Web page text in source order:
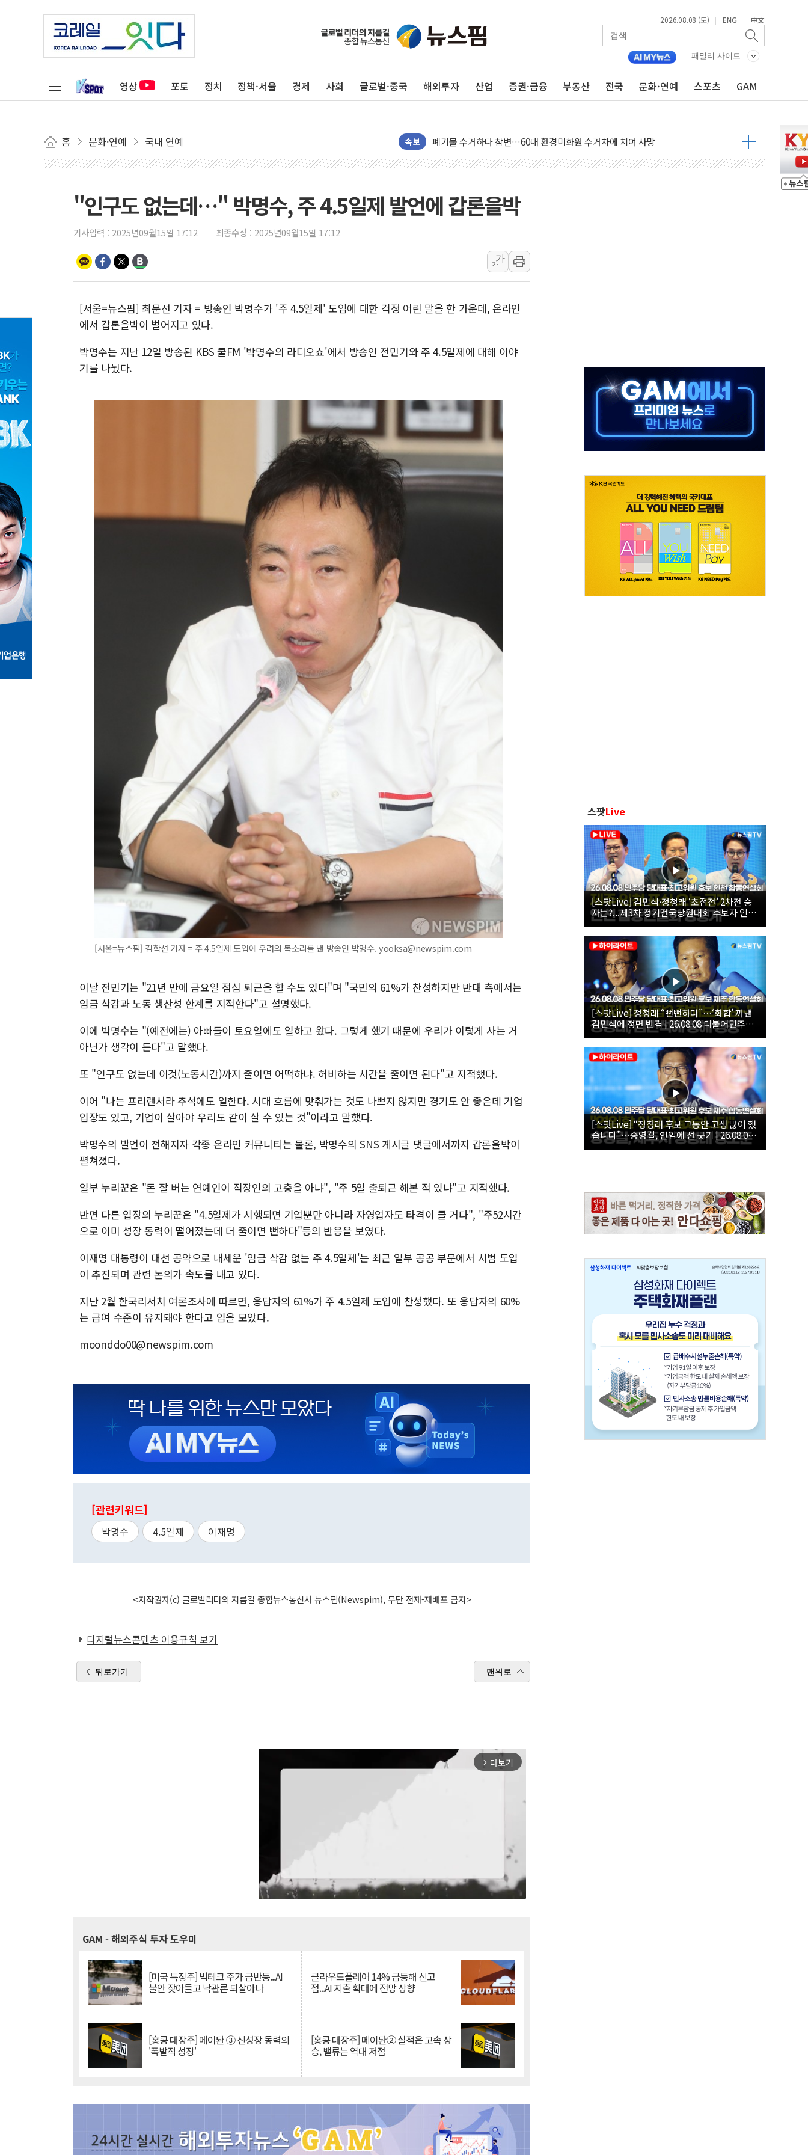
2026.08.08 (토) | ENG | 中文
패밀리 사이트
영상 포토 정치 정책·서울 경제 사회 글로벌·중국 해외투자 산업 증권·금융 부동산 전국 문화·연예 스포츠 GAM
홈 문화·연예 국내 연예 속보
[속보] 민주, 인천 경선 결과 발표...김민석 45.09% 정청래 43.27% 송영길 11.63%
[속보] 민주, 제주 경선 결과 발표...김민석 52.64% 정청래 39.89% 송영길 7.47%
이번주 국내 주요 금융일정(8.10~8.14)
美, 이란전 출구전략 만지작…공습 한계·탄약 부족 현실화
李대통령 "결혼 때문에 손해 보는 일 없게"…'결혼 페널티' 22개 과제 손본다
추미애, '위안부' 피해자 기림의 날 참석..."국제적 시민 연대로 목소리 내야"
'화합' 꺼낸 김민석에 '뻔뻔' 받아친 정청래…제주 연설서 신경전 고조
李대통령, ISA 개편 재검토 지시…與 "적극 환영"·野 "졸속 국정"
연일 폭염에 온열질환 사망 23명…정부, 비상대응기구 가동
인제 용대리 계곡서 수위 상승으로 피서객 7명 고립…전원 구조
동해시, 11~14일 '별똥별 멍' 운영…페르세우스 유성우 관측
강원 중·남부 동해안 시간당 50mm 이상 폭우…호우경보 발효
"인구도 없는데…" 박명수, 주 4.5일제 발언에 갑론을박
기사입력 : 2025년09월15일 17:12 최종수정 : 2025년09월15일 17:12
가
가
[서울=뉴스핌] 최문선 기자 = 방송인 박명수가 '주 4.5일제' 도입에 대한 걱정 어린 말을 한 가운데, 온라인
에서 갑론을박이 벌어지고 있다.
박명수는 지난 12일 방송된 KBS 쿨FM '박명수의 라디오쇼'에서 방송인 전민기와 주 4.5일제에 대해 이야
기를 나눴다.
[서울=뉴스핌] 김학선 기자 = 주 4.5일제 도입에 우려의 목소리를 낸 방송인 박명수. yooksa@newspim.com
이날 전민기는 "21년 만에 금요일 점심 퇴근을 할 수도 있다"며 "국민의 61%가 찬성하지만 반대 측에서는
임금 삭감과 노동 생산성 한계를 지적한다"고 설명했다.
이에 박명수는 "(예전에는) 아빠들이 토요일에도 일하고 왔다. 그렇게 했기 때문에 우리가 이렇게 사는 거
아닌가 생각이 든다"고 말했다.
또 "인구도 없는데 이것(노동시간)까지 줄이면 어떡하냐. 허비하는 시간을 줄이면 된다"고 지적했다.
이어 "나는 프리랜서라 추석에도 일한다. 시대 흐름에 맞춰가는 것도 나쁘지 않지만 경기도 안 좋은데 기업
입장도 있고, 기업이 살아야 우리도 같이 살 수 있는 것"이라고 말했다.
박명수의 발언이 전해지자 각종 온라인 커뮤니티는 물론, 박명수의 SNS 게시글 댓글에서까지 갑론을박이
펼쳐졌다.
일부 누리꾼은 "돈 잘 버는 연예인이 직장인의 고충을 아냐", "주 5일 출퇴근 해본 적 있냐"고 지적했다.
반면 다른 입장의 누리꾼은 "4.5일제가 시행되면 기업뿐만 아니라 자영업자도 타격이 클 거다", "주52시간
으로 이미 성장 동력이 떨어졌는데 더 줄이면 뻔하다"등의 반응을 보였다.
이재명 대통령이 대선 공약으로 내세운 '임금 삭감 없는 주 4.5일제'는 최근 일부 공공 부문에서 시범 도입
이 추진되며 관련 논의가 속도를 내고 있다.
지난 2월 한국리서치 여론조사에 따르면, 응답자의 61%가 주 4.5일제 도입에 찬성했다. 또 응답자의 60%
는 급여 수준이 유지돼야 한다고 입을 모았다.
moonddo00@newspim.com
[관련키워드]
박명수 4.5일제 이재명
<저작권자(c) 글로벌리더의 지름길 종합뉴스통신사 뉴스핌(Newspim), 무단 전재-재배포 금지>
디지털뉴스콘텐츠 이용규칙 보기
뒤로가기 맨위로
arrow_forward_ios 더보기
GAM - 해외주식 투자 도우미
[미국 특징주] 빅테크 주가 급반등...AI
불안 잦아들고 낙관론 되살아나
클라우드플레어 14% 급등해 신고
점...AI 지출 확대에 전망 상향
[홍콩 대장주] 메이퇀 ③ 신성장 동력의
'폭발적 성장'
[홍콩 대장주] 메이퇀② 실적은 고속 상
승, 밸류는 역대 저점
스팟Live
[스팟Live] 김민석·정청래 ‘초접전’ 2차전 승
자는?...제3차 정기전국당원대회 후보자 인천
합동연설회 생중계 | 26.08.08
[스팟Live] 정청래 “뻔뻔하다”…‘화합’ 꺼낸
김민석에 정면 반격 | 26.08.08 더불어민주당
당대표·최고위원 후보 제주 합동연설회
[스팟Live] “정청래 후보 그동안 고생 많이 했
습니다”…송영길, 연임에 선 긋기 | 26.08.08
더불어민주당 당대표·최고위원 후보 제주 합